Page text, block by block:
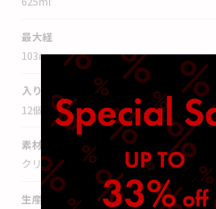
最大経
103mm
入り数(販売数量)
12個
素材
クリスタルガラス
生産国